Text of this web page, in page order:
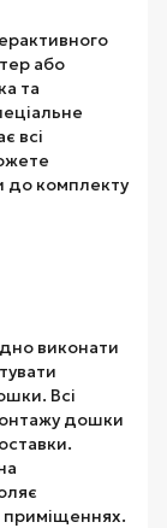
або
та
всі
до комплекту
виконати
Всі
дошки
приміщеннях.